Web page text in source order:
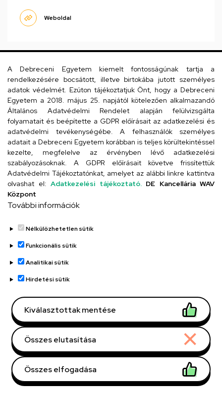
Weboldal
Fábiánné Párducz Nóraorvosirnok
mellék
/ 1189
E-mail
fabianne.nora@med.unid
Cím
4031 Debrecen Bartók
A Debreceni Egyetem kiemelt fontosságúnak tartja a
rendelkezésére bocsátott, illetve birtokába jutott személyes
adatok védelmét. Ezúton tájékoztatjuk Önt, hogy a Debreceni
Egyetem a 2018. május 25. napjától kötelezően alkalmazandó
Általános Adatvédelmi Rendelet alapján felülvizsgálta
folyamatait és beépítette a GDPR előírásait az adatkezelési és
adatvédelmi tevékenységébe. A felhasználók személyes
adatait a Debreceni Egyetem korábban is teljes körültekintéssel
kezelte, megfelelve az érvényben lévő adatkezelési
szabályozásoknak. A GDPR előírásait követve frissítettük
Adatvédelmi Tájékoztatónkat, amelyet az alábbi linkre kattintva
olvashat el: Adatkezelési tájékoztató. DE Kancellária WAV
Központ
További információk
Nélkülözhetetlen sütik
Funkcionális sütik
Analitikai sütik
Hirdetési sütik
Kiválasztottak mentése
Összes elutasítása
Összes elfogadása